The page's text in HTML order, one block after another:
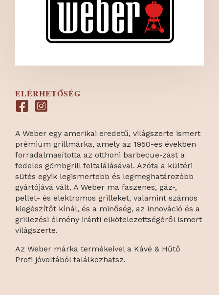
ELÉRHETŐSÉG
A Weber egy amerikai eredetű, világszerte ismert
prémium grillmárka, amely az 1950-es években
forradalmasította az otthoni barbecue-zást a
fedeles gömbgrill feltalálásával. Azóta a kültéri
sütés egyik legismertebb és legmeghatározóbb
gyártójává vált. A Weber ma faszenes, gáz-,
pellet- és elektromos grilleket, valamint számos
kiegészítőt kínál, és a minőség, az innováció és a
grillezési élmény iránti elkötelezettségéről ismert
világszerte.
Az Weber márka termékeivel a Kávé & Hűtő
Profi jóvoltából találkozhatsz.